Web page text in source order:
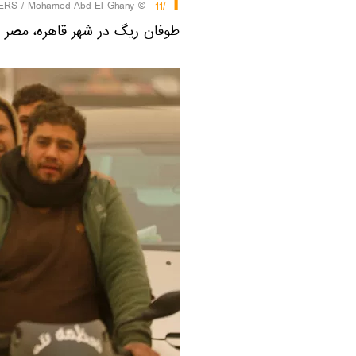
/11
©
/ Mohamed Abd El Ghany
طوفان ریگ در شهر قاهره، مصر